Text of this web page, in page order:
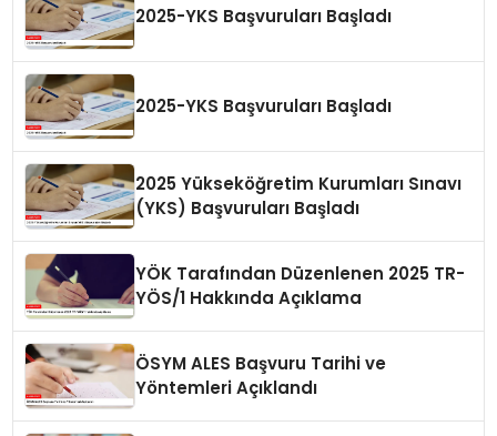
2025-YKS Başvuruları Başladı
2025-YKS Başvuruları Başladı
2025 Yükseköğretim Kurumları Sınavı
(YKS) Başvuruları Başladı
YÖK Tarafından Düzenlenen 2025 TR-
YÖS/1 Hakkında Açıklama
ÖSYM ALES Başvuru Tarihi ve
Yöntemleri Açıklandı